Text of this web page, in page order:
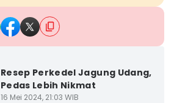
Resep Perkedel Jagung Udang,
Pedas Lebih Nikmat
16 Mei 2024, 21:03 WIB